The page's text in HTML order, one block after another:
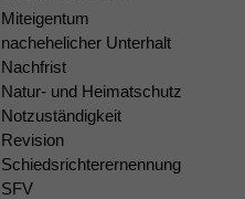
Miteigentum
nachehelicher Unterhalt
Nachfrist
Natur- und Heimatschutz
Notzuständigkeit
Revision
Schiedsrichterernennung
SFV